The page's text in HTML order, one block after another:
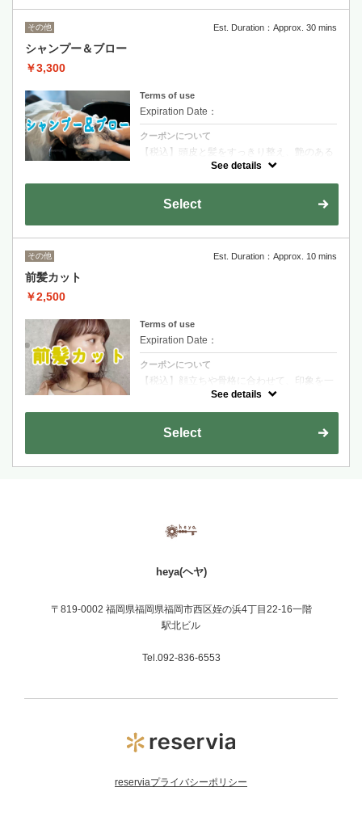
その他 Est. Duration：Approx. 30 mins
シャンプー＆ブロー
￥3,300
Terms of use
Expiration Date：
クーポンについて
【税込】頭皮と髪をすっきり整え、艶のある
まとまりの良い仕上がりへ。リフレッシュし
たい時やお出かけ前にも最適です
See details
Select
その他 Est. Duration：Approx. 10 mins
前髪カット
￥2,500
Terms of use
Expiration Date：
クーポンについて
【税込】顔立ちや骨格に合わせて、印象を一
番左右する前髪を丁寧にデザインします。少
しの変化で雰囲気を整えたい方におすすめで
す
See details
Select
heya(ヘヤ)
〒819-0002 福岡県福岡県福岡市西区姪の浜4丁目22-16一階
駅北ビル
Tel.092-836-6553
reserviaプライバシーポリシー